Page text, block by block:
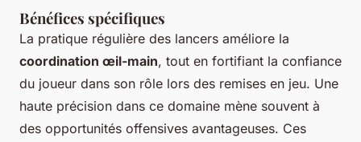
Bénéfices spécifiques
La pratique régulière des lancers améliore la
coordination œil-main, tout en fortifiant la confiance
du joueur dans son rôle lors des remises en jeu. Une
haute précision dans ce domaine mène souvent à
des opportunités offensives avantageuses. Ces